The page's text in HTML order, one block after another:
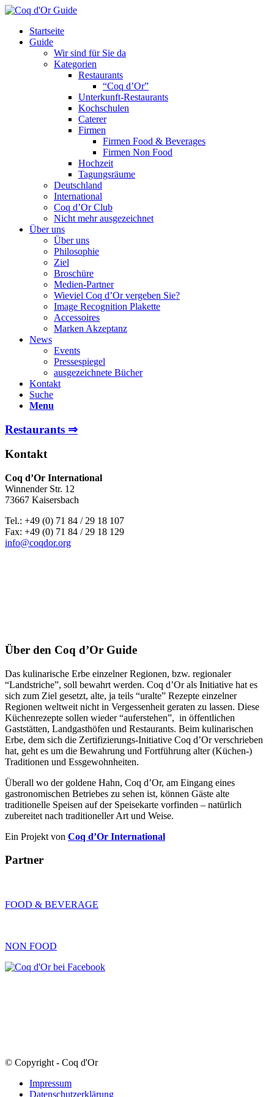
Startseite
Guide
Wir sind für Sie da
Kategorien
Restaurants
“Coq d’Or”
Unterkunft-Restaurants
Kochschulen
Caterer
Firmen
Firmen Food & Beverages
Firmen Non Food
Hochzeit
Tagungsräume
Deutschland
International
Coq d’Or Club
Nicht mehr ausgezeichnet
Über uns
Über uns
Philosophie
Ziel
Broschüre
Medien-Partner
Wieviel Coq d’Or vergeben Sie?
Image Recognition Plakette
Accessoires
Marken Akzeptanz
News
Events
Pressespiegel
ausgezeichnete Bücher
Kontakt
Suche
Menu
Restaurants ⇒
Kontakt
Coq d’Or International
Winnender Str. 12
73667 Kaisersbach
Tel.: +49 (0) 71 84 / 29 18 107
Fax: +49 (0) 71 84 / 29 18 129
info@coqdor.org
Über den Coq d’Or Guide
Das kulinarische Erbe einzelner Regionen, bzw. regionaler
“Landstriche”, soll bewahrt werden. Coq d’Or als Initiative hat es
sich zum Ziel gesetzt, alte, ja teils “uralte” Rezepte einzelner
Regionen weltweit nicht in Vergessenheit geraten zu lassen. Diese
Küchenrezepte sollen wieder “auferstehen”, in öffentlichen
Gaststätten, Landgasthöfen und Restaurants. Beim kulinarischen
Erbe, dem sich die Zertifizierungs-Initiative Coq d’Or verschrieben
hat, geht es um die Bewahrung und Fortführung alter (Küchen-)
Traditionen und Essgewohnheiten.
Überall wo der goldene Hahn, Coq d’Or, am Eingang eines
gastronomischen Betriebes zu sehen ist, können Gäste alte
traditionelle Speisen auf der Speisekarte vorfinden – natürlich
zubereitet nach traditioneller Art und Weise.
Ein Projekt von Coq d’Or International
Partner
FOOD & BEVERAGE
NON FOOD
© Copyright - Coq d'Or
Impressum
Datenschutzerklärung